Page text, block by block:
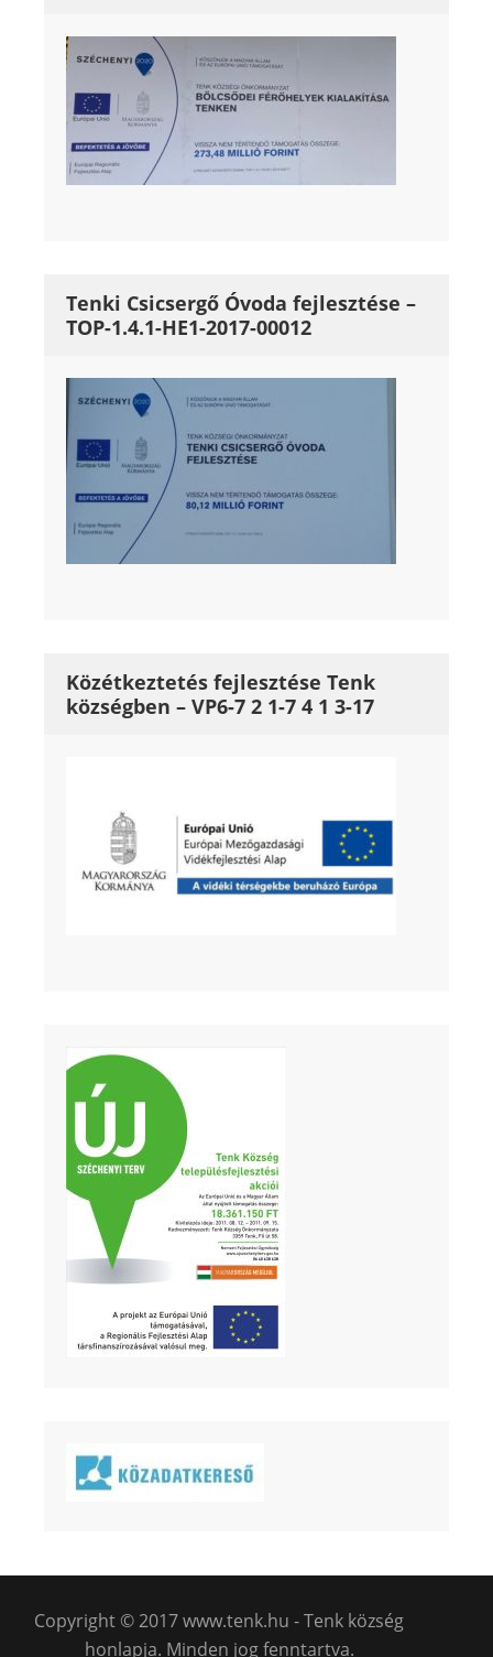
Tenki Csicsergő Óvoda fejlesztése –
TOP-1.4.1-HE1-2017-00012
Közétkeztetés fejlesztése Tenk
községben – VP6-7 2 1-7 4 1 3-17
Copyright © 2017 www.tenk.hu - Tenk község
honlapja. Minden jog fenntartva.